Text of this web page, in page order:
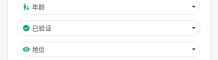
年龄
已验证
地位